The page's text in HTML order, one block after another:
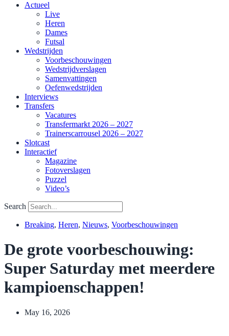
Actueel
Live
Heren
Dames
Futsal
Wedstrijden
Voorbeschouwingen
Wedstrijdverslagen
Samenvattingen
Oefenwedstrijden
Interviews
Transfers
Vacatures
Transfermarkt 2026 – 2027
Trainerscarrousel 2026 – 2027
Slotcast
Interactief
Magazine
Fotoverslagen
Puzzel
Video’s
Search
Breaking, Heren, Nieuws, Voorbeschouwingen
De grote voorbeschouwing:
Super Saturday met meerdere
kampioenschappen!
May 16, 2026